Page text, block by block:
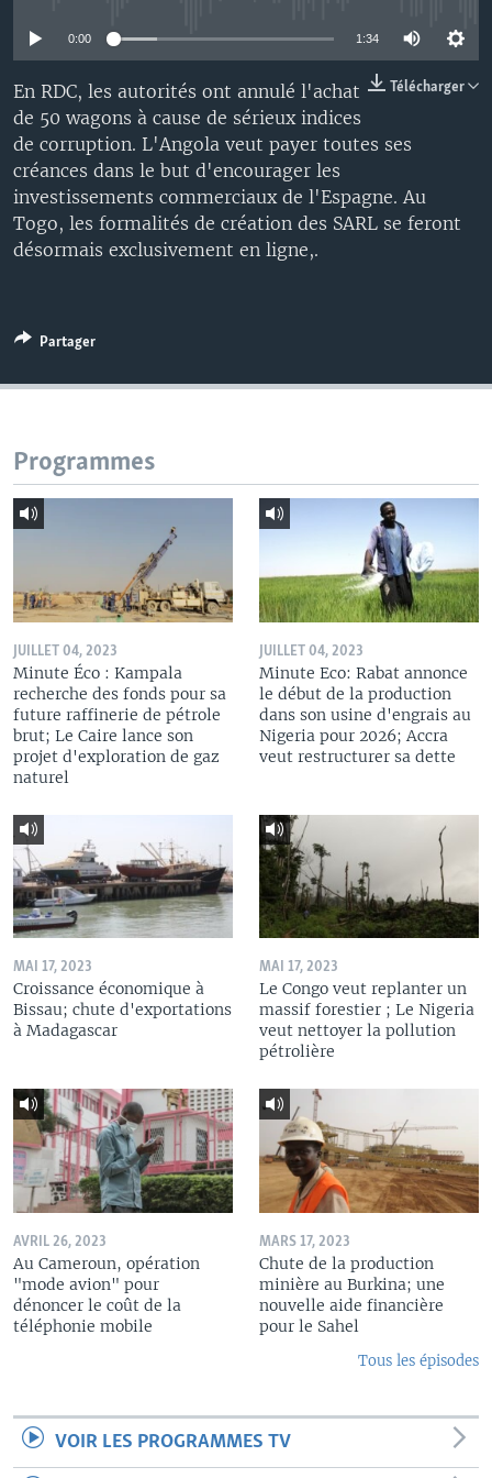
0:00 1:34
Télécharger
En RDC, les autorités ont annulé l'achat
de 50 wagons à cause de sérieux indices
de corruption. L'Angola veut payer toutes ses
créances dans le but d'encourager les
investissements commerciaux de l'Espagne. Au
Togo, les formalités de création des SARL se feront
désormais exclusivement en ligne,.
Partager
Programmes
JUILLET 04, 2023
Minute Éco : Kampala
recherche des fonds pour sa
future raffinerie de pétrole
brut; Le Caire lance son
projet d'exploration de gaz
naturel
JUILLET 04, 2023
Minute Eco: Rabat annonce
le début de la production
dans son usine d'engrais au
Nigeria pour 2026; Accra
veut restructurer sa dette
MAI 17, 2023
Croissance économique à
Bissau; chute d'exportations
à Madagascar
MAI 17, 2023
Le Congo veut replanter un
massif forestier ; Le Nigeria
veut nettoyer la pollution
pétrolière
AVRIL 26, 2023
Au Cameroun, opération
"mode avion" pour
dénoncer le coût de la
téléphonie mobile
MARS 17, 2023
Chute de la production
minière au Burkina; une
nouvelle aide financière
pour le Sahel
Tous les épisodes
VOIR LES PROGRAMMES TV